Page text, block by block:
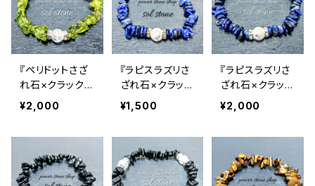
『ペリドットさざ
れ石×クラック水
晶３つ』天然石パ
ワーストーンブレ
¥2,000
『ラピスラズリさ
ざれ石×クラック
水晶』天然石パ
ワーストーンブレ
¥1,500
『ラピスラズリさ
ざれ石×クラック
水晶３つ』天然
石パワーストー
¥2,000